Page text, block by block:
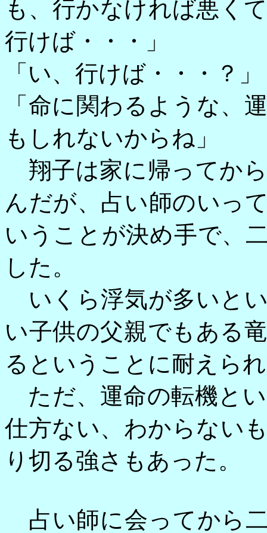
も、行かなければ悪く
行けば・・・」
「い、行けば・・・？」
「命に関わるような、
もしれないからね」
翔子は家に帰ってか
んだが、占い師のいっ
いうことが決め手で、
した。
いくら浮気が多いと
い子供の父親でもある
るということに耐えら
ただ、運命の転機と
仕方ない、わからない
り切る強さもあった。
占い師に会ってから